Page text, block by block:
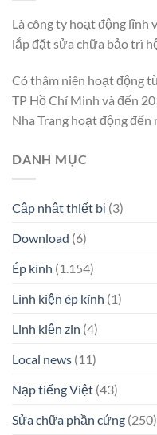
Là công ty hoạt động lĩnh
lắp đặt sửa chữa bảo trì
Có thâm niên hoạt động
TP Hồ Chí Minh và đến
Nha Trang hoạt động đến
DANH MỤC
Cập nhật thiết bị (3)
Download (6)
Ép kính (1.154)
Linh kiện ép kính (1)
Linh kiện zin (4)
Local news (11)
Nạp tiếng Việt (43)
Sửa chữa phần cứng (250)